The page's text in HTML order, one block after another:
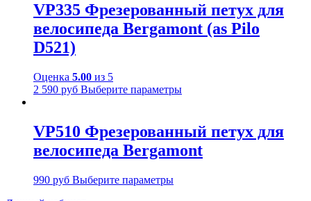
VP335 Фрезерованный петух для
велосипеда Bergamont (as Pilo
D521)
Оценка 5.00 из 5
2 590 руб Выберите параметры
VP510 Фрезерованный петух для
велосипеда Bergamont
990 руб Выберите параметры